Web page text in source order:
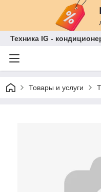
Техника IG -
Товары и услуги